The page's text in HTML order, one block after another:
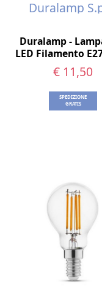
Duralamp
Duralamp -
LED Filamento
4000K
€ 11,50
SPEDIZIONE
GRATIS